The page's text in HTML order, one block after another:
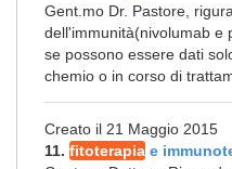
Gent.mo Dr. Pastore,
dell'immunità(nivolumab e
se possono essere dati
chemio o in corso di
Creato il 21 Maggio 2015
11. fitoterapia e